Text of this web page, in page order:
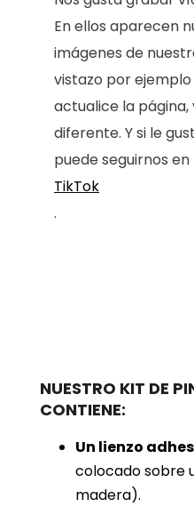
En ellos aparecen
imágenes de
vistazo por
actualice la
diferente. Y si le
puede seguirnos
TikTok
.
NUESTRO KIT DE
CONTIENE:
Un lienzo
colocado sobre
madera).